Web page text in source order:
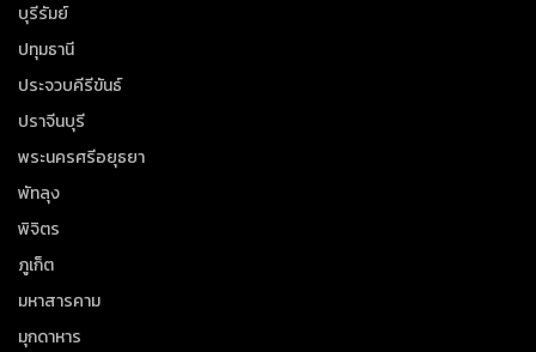
บุรีรัมย์
ปทุมธานี
ประจวบคีรีขันธ์
ปราจีนบุรี
พระนครศรีอยุธยา
พัทลุง
พิจิตร
ภูเก็ต
มหาสารคาม
มุกดาหาร